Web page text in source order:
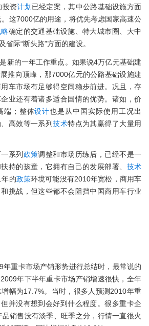
投资计划 已经定案，其中公路基础设施方面
这7000亿的用途，将优先考虑国家高速公
确定的交通基础设施、特大城市圈、大中
际“断头路”方面的建设。
新的一年工作重点。如果说4万亿元基础建
推向顶峰，那7000亿元的公路基础设施建
车市场有足够得空间稳步前进。况且，存
业还有着诸多适合国情的优势。诸如，价
端；整体设计也是从中国实际使用工况出
高效等一系列技术特点为其赢得了大量用
系列 政策调整和市场历练后，已经不是一
持的孩童，它拥有自己的发展部署、 技术
的政策环境可能没有2010年宽松，商用车
挑战，但这些都不会阻挡中国商用车行业
年重卡市场产销形势进行总结时，最常说的
年下半年重卡市场产销增速很快，全年
幅为17.7%。当时，很多人预测2010年重
并没有想到会好到什么程度。很多重卡企
销售没有淡季、旺季之分，行情一直很火